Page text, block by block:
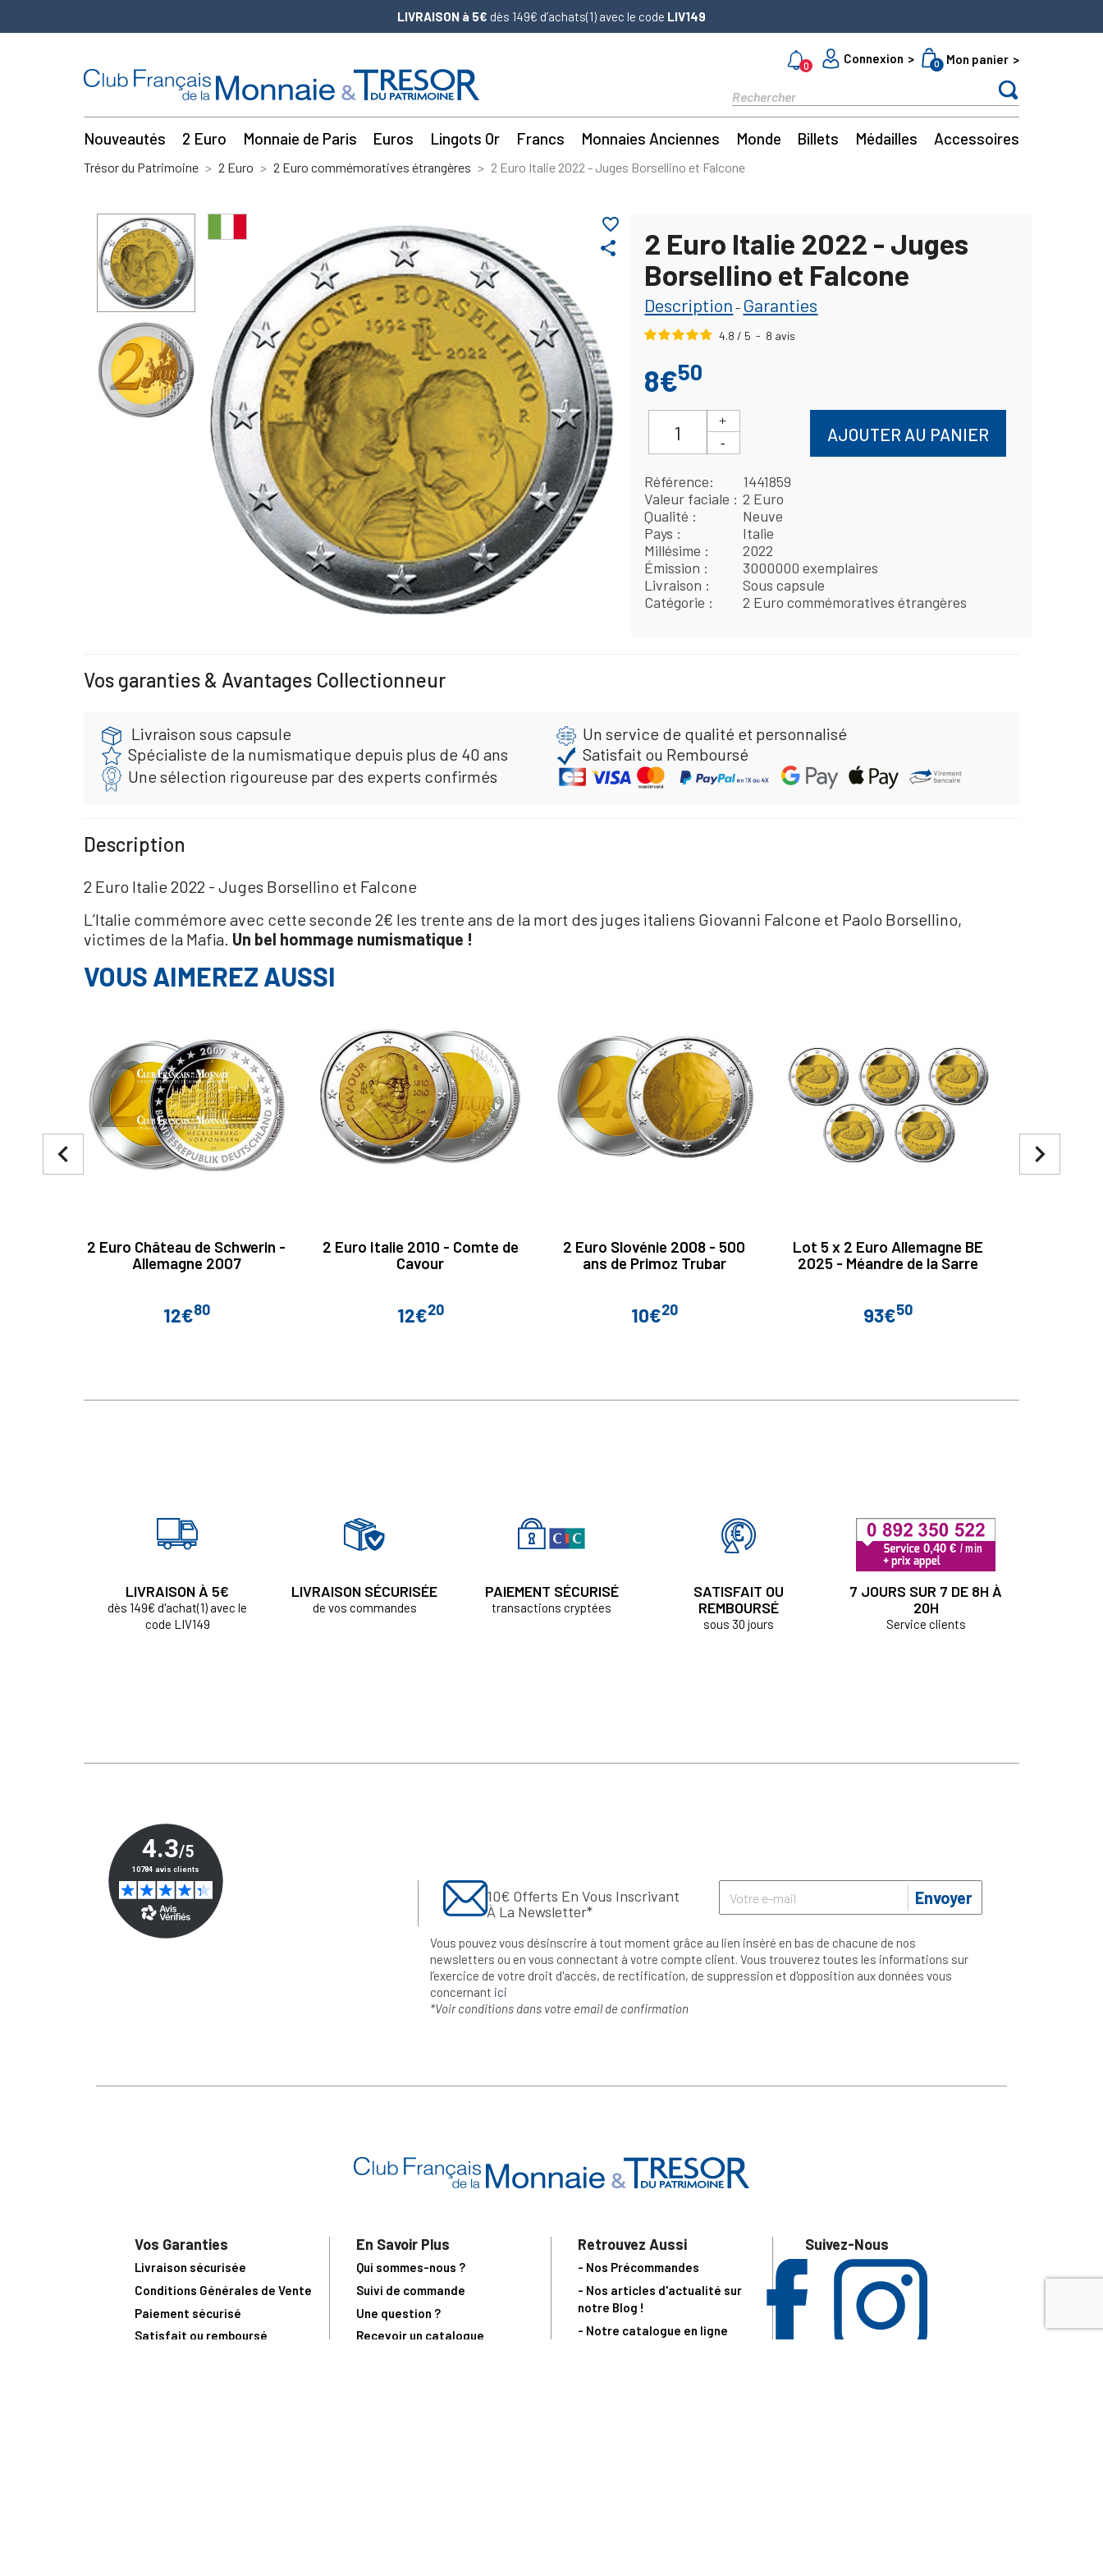
LIVRAISON à 5€ dès 149€ d’achats(1) avec le code LIV149
0
Connexion 0 Mon panier
Nouveautés 2 Euro Monnaie de Paris Euros Lingots Or Francs Monnaies Anciennes Monde Billets Médailles Accessoires
Trésor du Patrimoine 2 Euro 2 Euro commémoratives étrangères 2 Euro Italie 2022 - Juges Borsellino et Falcone
share
favorite_border
2 Euro Italie 2022 - Juges
Borsellino et Falcone
Description - Garanties
4.8 / 5 - 8 avis
8€50
AJOUTER AU PANIER
Référence
1441859
Valeur faciale
2 Euro
Qualité
Neuve
Pays
Italie
Millésime
2022
Émission
3000000 exemplaires
Livraison
Sous capsule
Catégorie
2 Euro commémoratives étrangères
Vos garanties & Avantages Collectionneur
Livraison sous capsule
Un service de qualité et personnalisé
Spécialiste de la numismatique depuis plus de 40 ans
Satisfait ou Remboursé
Une sélection rigoureuse par des experts confirmés
Description
2 Euro Italie 2022 - Juges Borsellino et Falcone
L’Italie commémore avec cette seconde 2€ les trente ans de la mort des juges italiens Giovanni Falcone et Paolo Borsellino,
victimes de la Mafia. Un bel hommage numismatique !
VOUS AIMEREZ AUSSI
2 Euro Château de Schwerin -
Allemagne 2007
Prix
12€80
2 Euro Italie 2010 - Comte de
Cavour
Prix
12€20
2 Euro Slovénie 2008 - 500
ans de Primoz Trubar
Prix
10€20
Lot 5 x 2 Euro Allemagne BE
2025 - Méandre de la Sarre
Prix
93€50
navigate_next
navigate_before
LIVRAISON À 5€
dès 149€ d'achat(1) avec le
code LIV149
LIVRAISON SÉCURISÉE
de vos commandes
PAIEMENT SÉCURISÉ
transactions cryptées
SATISFAIT OU
REMBOURSÉ
sous 30 jours
7 JOURS SUR 7 DE 8H À
20H
Service clients
10€ Offerts En Vous Inscrivant
À La Newsletter*
Envoyer
Vous pouvez vous désinscrire à tout moment grâce au lien inséré en bas de chacune de nos
newsletters ou en vous connectant à votre compte client. Vous trouverez toutes les informations sur
l’exercice de votre droit d'accès, de rectification, de suppression et d'opposition aux données vous
concernant ici
*Voir conditions dans votre email de confirmation
Vos Garanties
Livraison sécurisée
Conditions Générales de Vente
Paiement sécurisé
Satisfait ou remboursé
En Savoir Plus
Qui sommes-nous ?
Suivi de commande
Une question ?
Recevoir un catalogue
Retrouvez Aussi
- Nos Précommandes
- Nos articles d'actualité sur
notre Blog !
- Notre catalogue en ligne
Suivez-Nous